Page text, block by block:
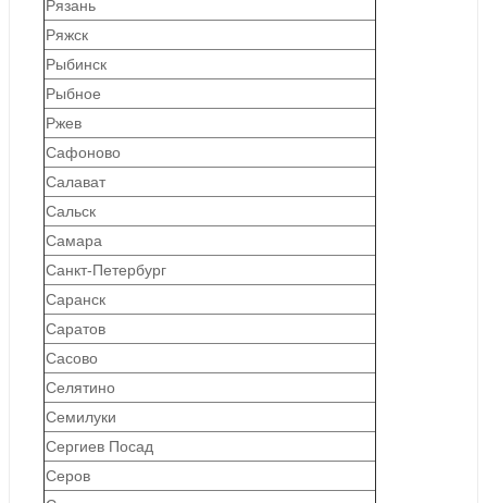
Рязань
Ряжск
Рыбинск
Рыбное
Ржев
Сафоново
Салават
Сальск
Самара
Санкт-Петербург
Саранск
Саратов
Сасово
Селятино
Семилуки
Сергиев Посад
Серов